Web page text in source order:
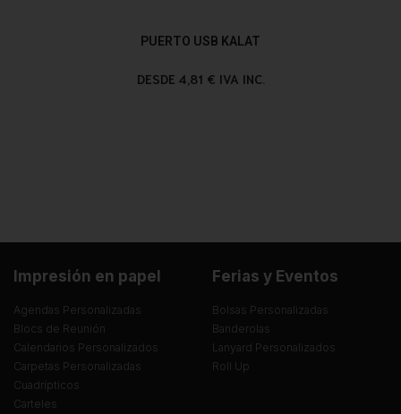
PUERTO USB KALAT
DESDE 4,81 € IVA INC.
Impresión en papel
Agendas Personalizadas
Blocs de Reunión
Calendarios Personalizados
Carpetas Personalizadas
Cuadrípticos
Carteles
Ferias y Eventos
Bolsas Personalizadas
Banderolas
Lanyard Personalizados
Roll Up